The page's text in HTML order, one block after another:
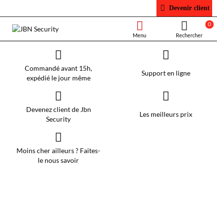
Devenir client
0
Commandé avant 15h,
expédié le jour même
Support en ligne
Devenez client de Jbn
Security
Les meilleurs prix
Moins cher ailleurs ? Faites-
le nous savoir